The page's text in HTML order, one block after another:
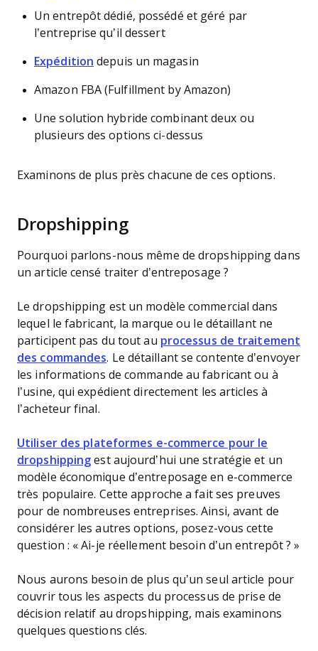
Un entrepôt dédié, possédé et géré par
l’entreprise qu’il dessert
Expédition depuis un magasin
Amazon FBA (Fulfillment by Amazon)
Une solution hybride combinant deux ou
plusieurs des options ci-dessus
Examinons de plus près chacune de ces options.
Dropshipping
Pourquoi parlons-nous même de dropshipping dans
un article censé traiter d’entreposage ?
Le dropshipping est un modèle commercial dans
lequel le fabricant, la marque ou le détaillant ne
participent pas du tout au processus de traitement
des commandes. Le détaillant se contente d’envoyer
les informations de commande au fabricant ou à
l’usine, qui expédient directement les articles à
l’acheteur final.
Utiliser des plateformes e-commerce pour le
dropshipping est aujourd’hui une stratégie et un
modèle économique d’entreposage en e-commerce
très populaire. Cette approche a fait ses preuves
pour de nombreuses entreprises. Ainsi, avant de
considérer les autres options, posez-vous cette
question : « Ai-je réellement besoin d’un entrepôt ? »
Nous aurons besoin de plus qu’un seul article pour
couvrir tous les aspects du processus de prise de
décision relatif au dropshipping, mais examinons
quelques questions clés.